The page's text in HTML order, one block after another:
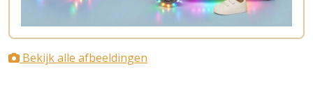
Bekijk alle afbeeldingen